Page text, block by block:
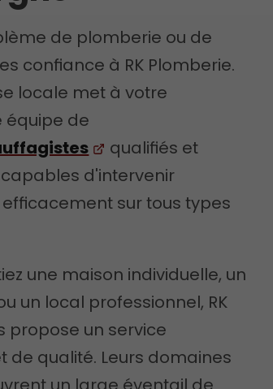
de plomberie ou de
confiance à RK Plomberie.
locale met à votre
équipe de
qualifiés et
d'intervenir
sur tous types
une maison individuelle, un
un local professionnel, RK
propose un service
de qualité. Leurs domaines